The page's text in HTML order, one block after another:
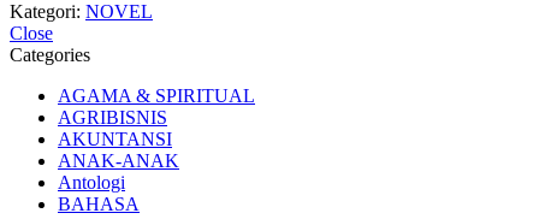
Kategori: NOVEL
Close
Categories
AGAMA & SPIRITUAL
AGRIBISNIS
AKUNTANSI
ANAK-ANAK
Antologi
BAHASA